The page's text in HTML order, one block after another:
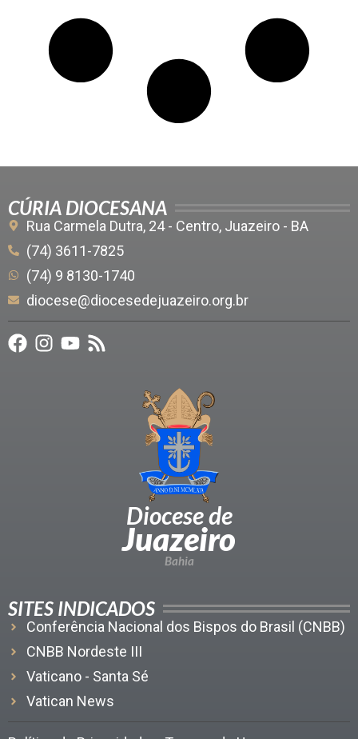
CÚRIA DIOCESANA
Rua Carmela Dutra, 24 - Centro, Juazeiro - BA
(74) 3611-7825
(74) 9 8130-1740
diocese@diocesedejuazeiro.org.br
Diocese de
Juazeiro
Bahia
SITES INDICADOS
Conferência Nacional dos Bispos do Brasil (CNBB)
CNBB Nordeste III
Vaticano - Santa Sé
Vatican News